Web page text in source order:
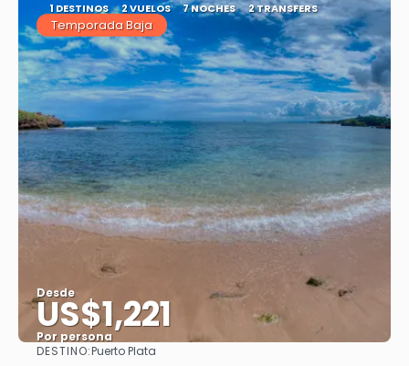
1 DESTINOS 2 VUELOS 7 NOCHES 2 TRANSFERS
Temporada Baja
Desde
US$1,221
Por persona
DESTINO:Puerto Plata